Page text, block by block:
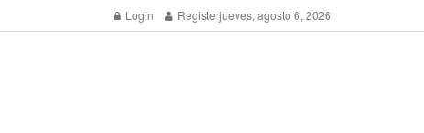
Login Registerjueves, agosto 6, 2026